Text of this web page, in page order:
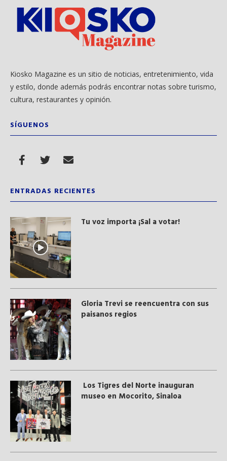
Kiosko Magazine es un sitio de noticias, entretenimiento, vida
y estilo, donde además podrás encontrar notas sobre turismo,
cultura, restaurantes y opinión.
SÍGUENOS
ENTRADAS RECIENTES
Tu voz importa ¡Sal a votar!
Gloria Trevi se reencuentra con sus
paisanos regios
Los Tigres del Norte inauguran
museo en Mocorito, Sinaloa